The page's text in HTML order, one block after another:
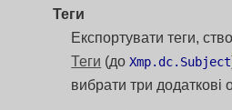
Теги
Експортувати теги,
Теги (доXmp.dc.Subject
вибрати три додаткові